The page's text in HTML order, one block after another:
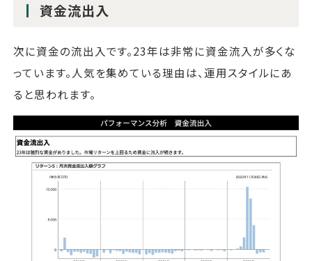
資金流出入
次に資金の流出入です。23年は非常に資金流入が多くな
っています。人気を集めている理由は、運用スタイルにあ
ると思われます。